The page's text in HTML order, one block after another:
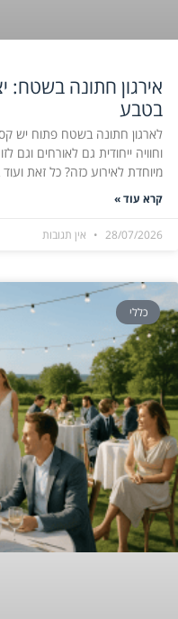
אירגון חתונה בשטח:
בטבע
לארגון חתונה בשטח פתוח יש
וחוויה ייחודית גם לאורחים וגם
מיוחדת לאירוע כזה? כל זאת
קרא עוד »
28/07/2026 אין תגובות
כללי